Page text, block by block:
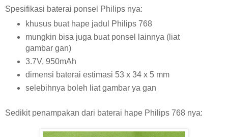
Spesifikasi baterai ponsel Philips nya:
khusus buat hape jadul Philips 768
mungkin bisa juga buat ponsel lainnya (liat
gambar gan)
3.7V, 950mAh
dimensi baterai estimasi 53 x 34 x 5 mm
selebihnya boleh liat gambar ya gan
Sedikit penampakan dari baterai hape Philips 768 nya: